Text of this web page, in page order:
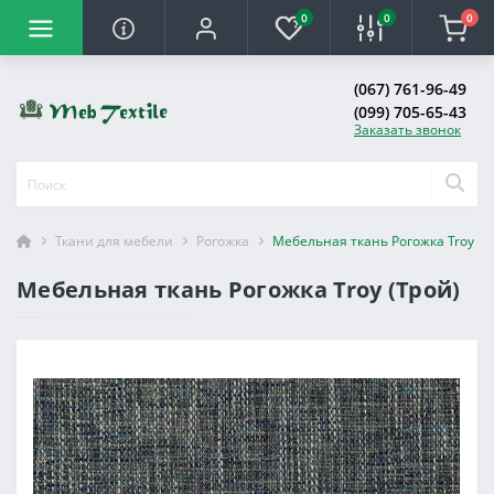
0 0 0
(067) 761-96-49
(099) 705-65-43
Заказать звонок
Ткани для мебели Рогожка Мебельная ткань Рогожка Troy
Мебельная ткань Рогожка Troy (Трой)